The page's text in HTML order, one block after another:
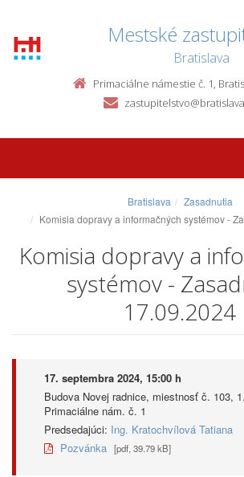
Mestské
Bratislava
Primaciálne námestie č. 1,
Bratislava
Zasadnutia
Komisia dopravy a informačných systémov -
Komisia dopravy a
systémov -
17.09.2024
17. septembra 2024, 15:00 h
Budova Novej radnice, miestnosť č. 103,
Primaciálne nám. č. 1
Predsedajúci: Ing. Kratochvílová Tatiana
Pozvánka [pdf, 39.79 kB]